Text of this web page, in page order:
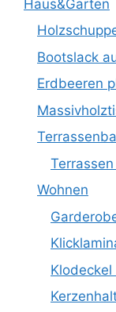
Haus&Garten
Bootslack
Erdbeeren
Wohnen